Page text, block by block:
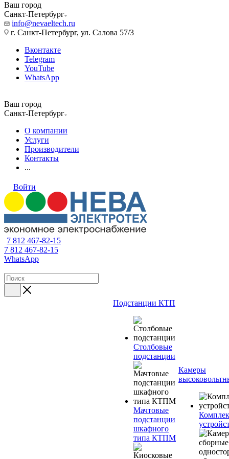
Ваш город
Санкт-Петербург
info@nevaeltech.ru
г. Санкт-Петербург, ул. Салова 57/3
Вконтакте
Telegram
YouTube
WhatsApp
Ваш город
Санкт-Петербург
О компании
Услуги
Производители
Контакты
...
Войти
7 812 467-82-15
7 812 467-82-15
WhatsApp
Подстанции КТП
Столбовые
подстанции
Мачтовые
подстанции
шкафного
типа КТПМ
Камеры